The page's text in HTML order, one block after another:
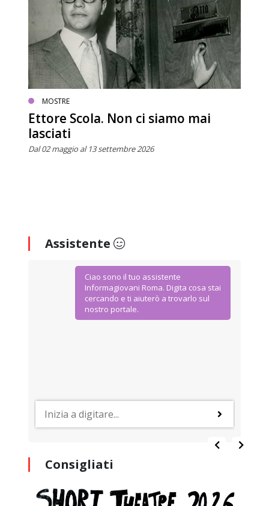
MOSTRE
Ettore Scola. Non ci siamo mai
lasciati
Dal 02 maggio al 13 settembre 2026
Assistente
Ciao sono il tuo assistente
Informagiovani Roma. Digita cosa stai
cercando e ti aiuterò a trovarlo sul
nostro portale.
Consigliati